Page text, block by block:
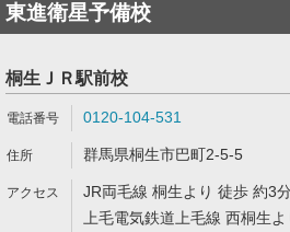
東進衛星予備校
桐生ＪＲ駅前校
0120-104-531
群馬県桐生市巴町2-5-5
JR両毛線 桐生より 徒歩 約3
上毛電気鉄道上毛線 西桐生